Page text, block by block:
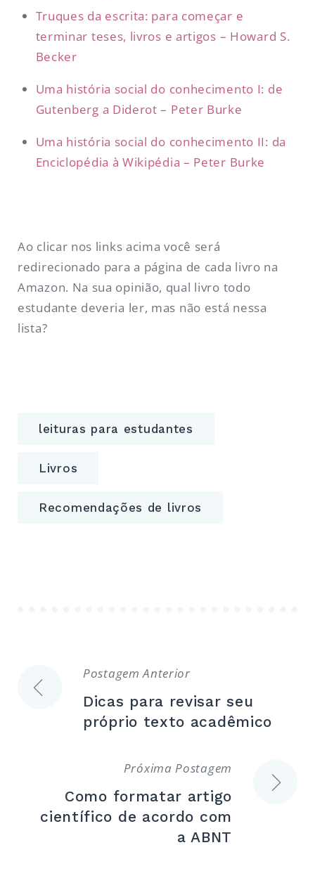
Truques da escrita: para começar e
terminar teses, livros e artigos – Howard S.
Becker
Uma história social do conhecimento I: de
Gutenberg a Diderot – Peter Burke
Uma história social do conhecimento II: da
Enciclopédia à Wikipédia – Peter Burke
Ao clicar nos links acima você será
redirecionado para a página de cada livro na
Amazon. Na sua opinião, qual livro todo
estudante deveria ler, mas não está nessa
lista?
leituras para estudantes
Livros
Recomendações de livros
Navegação
Postagem Anterior
Dicas para revisar seu
próprio texto acadêmico
Próxima Postagem
Como formatar artigo
científico de acordo com
a ABNT